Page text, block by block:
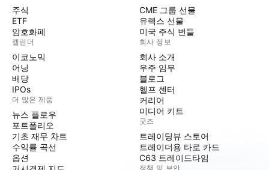
주식
ETF
암호화폐
캘린더
이코노믹
어닝
배당
IPOs
더 많은 제품
뉴스 플로우
포트폴리오
기초 재무 차트
수익률 곡선
옵션
CME 그룹 선물
유렉스 선물
미국 주식 번들
회사 정보
회사 소개
우주 임무
블로그
헬프 센터
커리어
미디어 키트
굿즈
트레이딩뷰 스토어
트레이더용 타로 카드
C63 트레이드타임
정책 및 보안